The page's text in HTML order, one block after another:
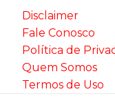
Disclaimer
Fale Conosco
Política de
Quem Somos
Termos de Uso